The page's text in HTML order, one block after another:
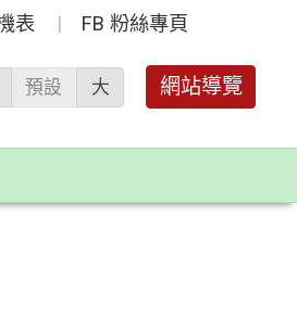
表 FB 粉絲專頁
預設 大 網站導覽